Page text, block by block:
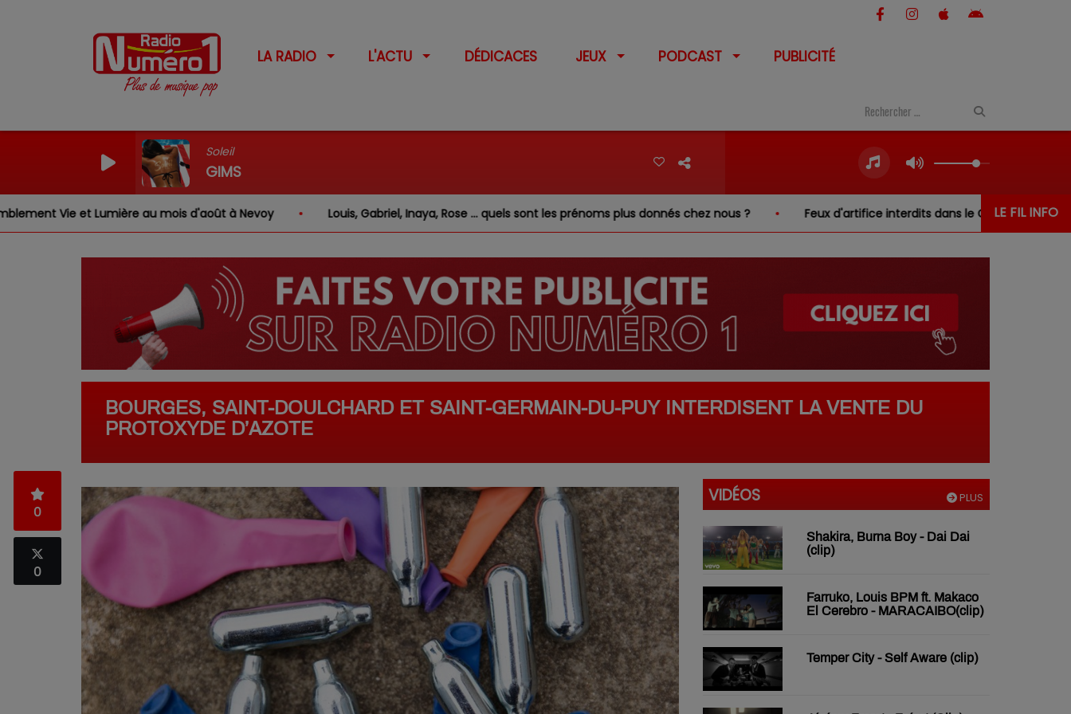
LA RADIO L'ACTU DÉDICACES JEUX PODCAST PUBLICITÉ
Soleil
GIMS
LE FIL INFO
au mois d'août à Nevoy Louis, Gabriel, Inaya, Rose … quels sont les prénoms plus donnés chez nous ? Feux d'artifice interdits dans le Cher… sauf au-dessus de l'eau
BOURGES, SAINT-DOULCHARD ET SAINT-GERMAIN-DU-PUY INTERDISENT LA VENTE DU
PROTOXYDE D’AZOTE
0
0
PLUS
VIDÉOS
Shakira, Burna Boy - Dai Dai
(clip)
Farruko, Louis BPM ft. Makaco
El Cerebro - MARACAIBO(clip)
Temper City - Self Aware (clip)